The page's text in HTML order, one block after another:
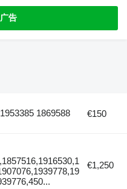
告
1869588 €150
€1,250